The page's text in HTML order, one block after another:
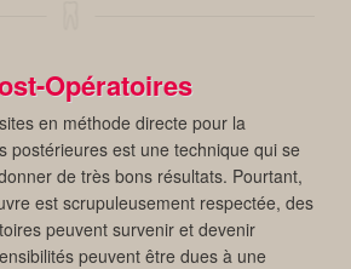
Opératoires
en méthode directe pour la
postérieures est une technique qui se
de très bons résultats. Pourtant,
est scrupuleusement respectée, des
peuvent survenir et devenir
peuvent être dues à une